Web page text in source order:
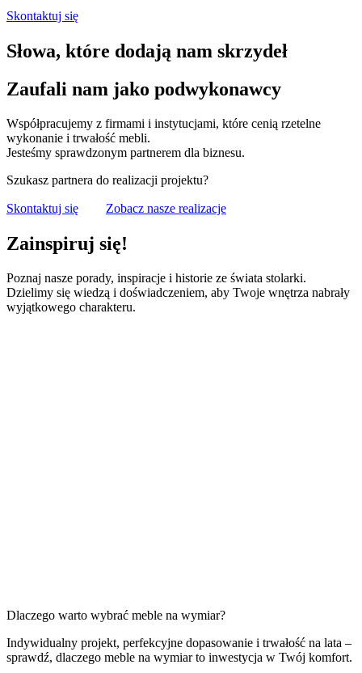
Skontaktuj się
Słowa, które dodają nam skrzydeł
Zaufali nam jako podwykonawcy
Współpracujemy z firmami i instytucjami, które cenią rzetelne
wykonanie i trwałość mebli.
Jesteśmy sprawdzonym partnerem dla biznesu.
Szukasz partnera do realizacji projektu?
Skontaktuj się Zobacz nasze realizacje
Zainspiruj się!
Poznaj nasze porady, inspiracje i historie ze świata stolarki.
Dzielimy się wiedzą i doświadczeniem, aby Twoje wnętrza nabrały
wyjątkowego charakteru.
Dlaczego warto wybrać meble na wymiar?
Indywidualny projekt, perfekcyjne dopasowanie i trwałość na lata –
sprawdź, dlaczego meble na wymiar to inwestycja w Twój komfort.